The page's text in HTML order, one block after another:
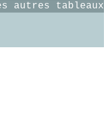
autres tableaux